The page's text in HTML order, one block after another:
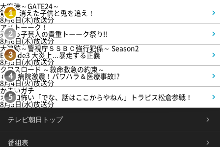
1
大空港～GATE24～
第3話 消えた子供と兎を追え！
8月6日(木)放送分
2
アメトーーク！
売れっ子芸人の貴重トーーク祭り!!
8月6日(木)放送分
3
大追跡～警視庁ＳＳＢＣ強行犯係～ Season2
Episode3 大炎上…暴走する正義
8月5日(水)放送分
4
クロスロード ～救命救急の約束～
＃5 病院激震！パワハラ＆医療事故!?
8月4日(火)放送分
5
かまいガチ
オモロ怖い「でな、話はここからやねん」トラビス松倉参戦！
8月5日(水)放送分
テレビ朝日トップ
番組表